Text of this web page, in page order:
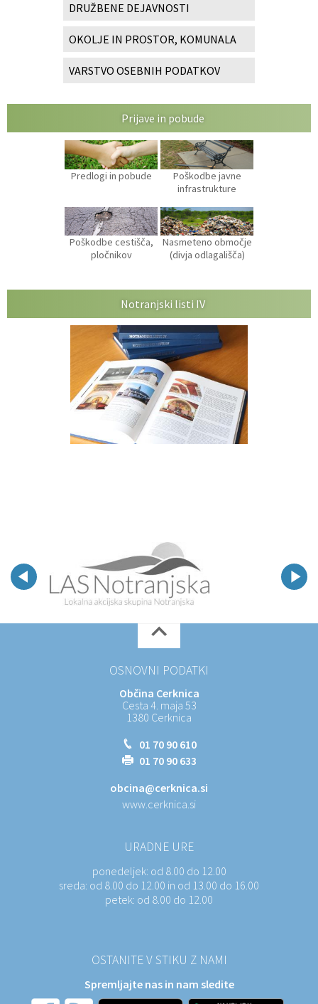
DRUŽBENE DEJAVNOSTI
OKOLJE IN PROSTOR, KOMUNALA
VARSTVO OSEBNIH PODATKOV
Prijave in pobude
Predlogi in pobude
Poškodbe javne
infrastrukture
Poškodbe cestišča,
pločnikov
Nasmeteno območje
(divja odlagališča)
Notranjski listi IV
OSNOVNI PODATKI
Občina Cerknica
Cesta 4. maja 53
1380 Cerknica
01 70 90 610
01 70 90 633
obcina@cerknica.si
www.cerknica.si
URADNE URE
ponedeljek: od 8.00 do 12.00
sreda: od 8.00 do 12.00 in od 13.00 do 16.00
petek: od 8.00 do 12.00
OSTANITE V STIKU Z NAMI
Spremljajte nas in nam sledite